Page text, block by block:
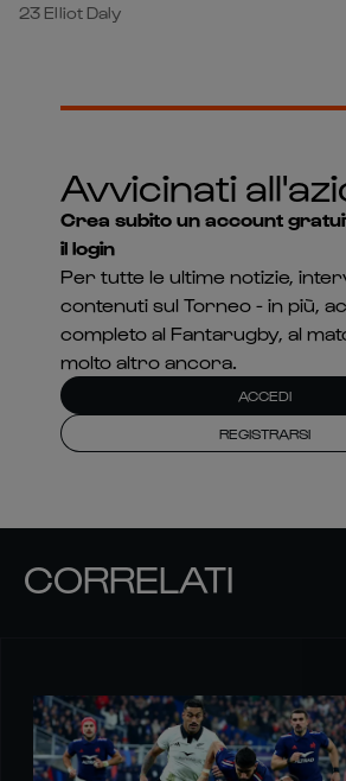
23 Elliot Daly
Avvicinati
Crea subito un account
il login
Per tutte le ultime notizie,
contenuti sul Torneo - in più,
completo al Fantarugby, al
molto altro ancora.
ACCEDI
REGISTRARSI
CORRELATI